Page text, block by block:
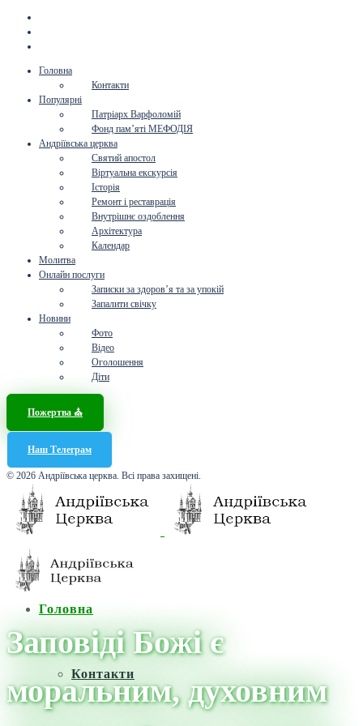
Головна
Контакти
Популярні
Патріарх Варфоломій
Фонд пам’яті МЕФОДІЯ
Андріївська церква
Святий апостол
Віртуальна екскурсія
Історія
Ремонт і реставрація
Внутрішнє оздоблення
Архітектура
Календар
Молитва
Онлайн послуги
Записки за здоров’я та за упокій
Запалити свічку
Новини
Фото
Відео
Оголошення
Діти
Пожертва ⛪️
Наш Телеграм
© 2026 Андріївська церква. Всі права захищені.
Головна
Контакти
Заповіді Божі є
моральним, духовним